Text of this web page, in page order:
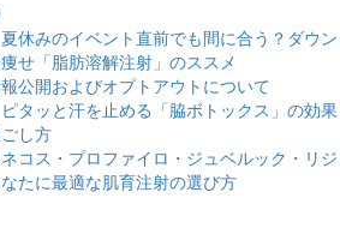
夏休みのイベント直前でも間に合う？ダウン
せ「脂肪溶解注射」のススメ
公開およびオプトアウトについて
ピタッと汗を止める「脇ボトックス」の効果
し方
ネコス・プロファイロ・ジュベルック・リジ
たに最適な肌育注射の選び方